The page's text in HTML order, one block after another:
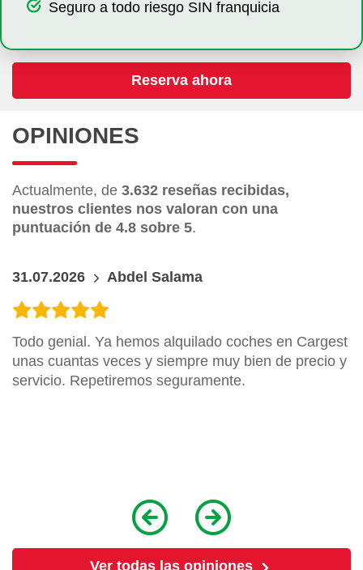
Seguro a todo riesgo SIN franquicia
Reserva ahora
OPINIONES
Actualmente, de 3.632 reseñas recibidas,
nuestros clientes nos valoran con una
puntuación de 4.8 sobre 5.
31.07.2026 Abdel Salama
Todo genial. Ya hemos alquilado coches en Cargest
unas cuantas veces y siempre muy bien de precio y
servicio. Repetiremos seguramente.
Ver todas las opiniones